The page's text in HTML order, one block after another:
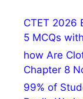
CTET 2026
5 MCQs
how Are
Chapter 8
99% of